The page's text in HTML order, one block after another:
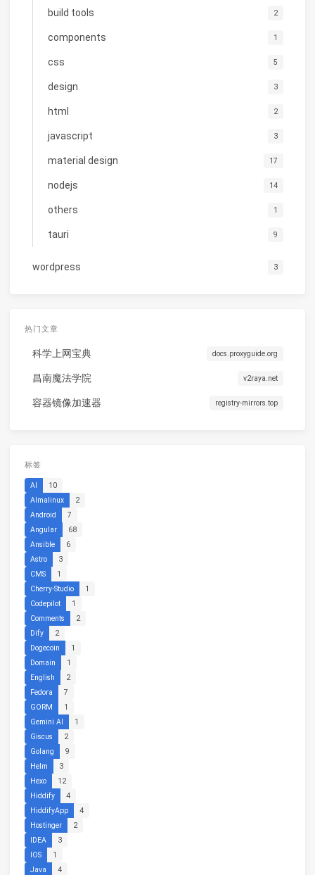
build tools 2
components 1
css 5
design 3
html 2
javascript 3
material design 17
nodejs 14
others 1
tauri 9
wordpress 3
热门文章
科学上网宝典 docs.proxyguide.org
昌南魔法学院 v2raya.net
容器镜像加速器 registry-mirrors.top
标签
AI
10
Almalinux
2
Android
7
Angular
68
Ansible
6
Astro
3
CMS
1
Cherry-Studio
1
Codepilot
1
Comments
2
Dify
2
Dogecoin
1
Domain
1
English
2
Fedora
7
GORM
1
Gemini AI
1
Giscus
2
Golang
9
Helm
3
Hexo
12
Hiddify
4
HiddifyApp
4
Hostinger
2
IDEA
3
IOS
1
Java
4